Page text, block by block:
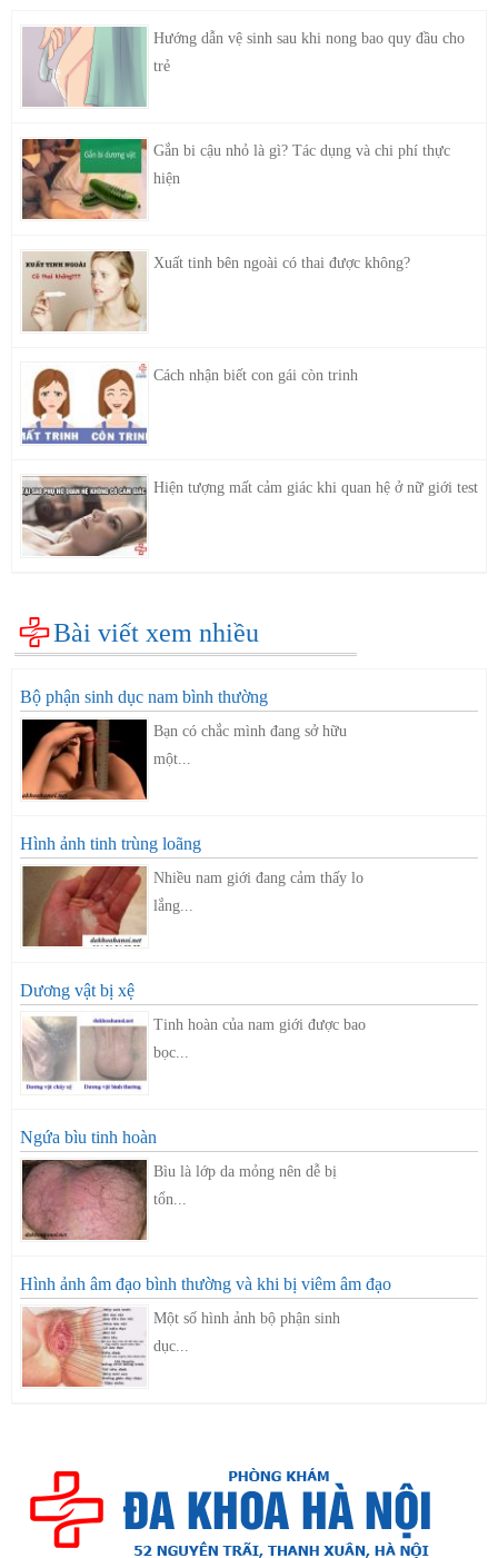
Hướng dẫn vệ sinh sau khi nong bao quy đầu cho
trẻ
Gắn bi cậu nhỏ là gì? Tác dụng và chi phí thực
hiện
Xuất tinh bên ngoài có thai được không?
Cách nhận biết con gái còn trinh
Hiện tượng mất cảm giác khi quan hệ ở nữ giới test
Bài viết xem nhiều
Bộ phận sinh dục nam bình thường
Bạn có chắc mình đang sở hữu
một...
Hình ảnh tinh trùng loãng
Nhiều nam giới đang cảm thấy lo
lắng...
Dương vật bị xệ
Tinh hoàn của nam giới được bao
bọc...
Ngứa bìu tinh hoàn
Bìu là lớp da mỏng nên dễ bị
tổn...
Hình ảnh âm đạo bình thường và khi bị viêm âm đạo
Một số hình ảnh bộ phận sinh
dục...